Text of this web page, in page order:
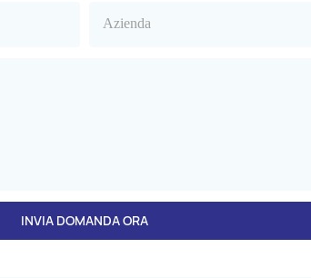
Azienda
INVIA DOMANDA ORA